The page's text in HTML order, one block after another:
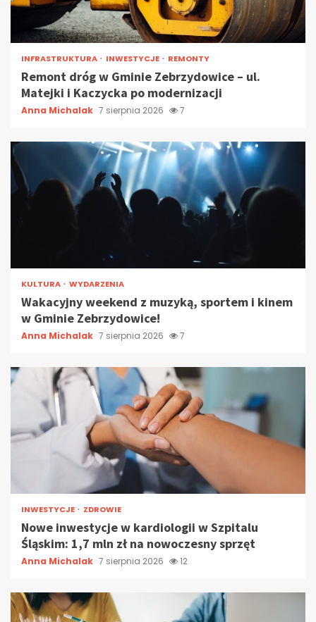
INFRASTRUKTURA INWESTYCJE REMONTY
Remont dróg w Gminie Zebrzydowice – ul.
Matejki i Kaczycka po modernizacji
Anna Michalak 7 sierpnia 2026 7
KULTURA WYDARZENIA
Wakacyjny weekend z muzyką, sportem i kinem
w Gminie Zebrzydowice!
Anna Michalak 7 sierpnia 2026 7
INWESTYCJE ZDROWIE
Nowe inwestycje w kardiologii w Szpitalu
Śląskim: 1,7 mln zł na nowoczesny sprzęt
Anna Michalak 7 sierpnia 2026 12